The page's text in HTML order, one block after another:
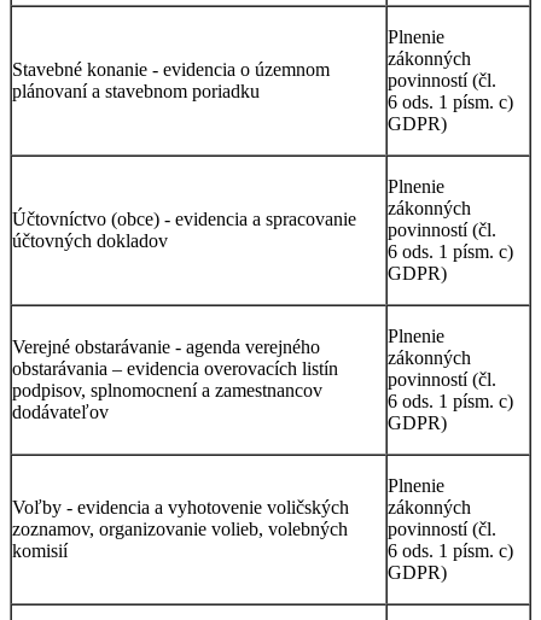
Stavebné konanie - evidencia o územnom
plánovaní a stavebnom poriadku
Plnenie
zákonných
povinností (čl.
6 ods. 1 písm. c)
GDPR)
Účtovníctvo (obce) - evidencia a spracovanie
účtovných dokladov
Plnenie
zákonných
povinností (čl.
6 ods. 1 písm. c)
GDPR)
Verejné obstarávanie - agenda verejného
obstarávania – evidencia overovacích listín
podpisov, splnomocnení a zamestnancov
dodávateľov
Plnenie
zákonných
povinností (čl.
6 ods. 1 písm. c)
GDPR)
Voľby - evidencia a vyhotovenie voličských
zoznamov, organizovanie volieb, volebných
komisií
Plnenie
zákonných
povinností (čl.
6 ods. 1 písm. c)
GDPR)